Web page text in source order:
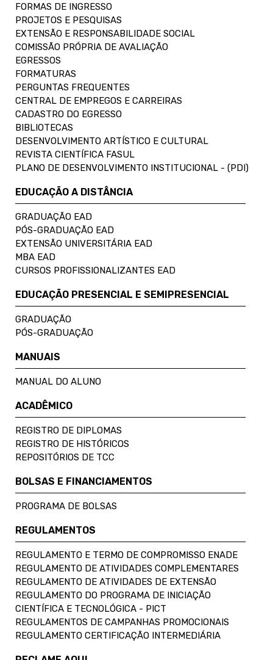
FORMAS DE INGRESSO
PROJETOS E PESQUISAS
EXTENSÃO E RESPONSABILIDADE SOCIAL
COMISSÃO PRÓPRIA DE AVALIAÇÃO
EGRESSOS
FORMATURAS
PERGUNTAS FREQUENTES
CENTRAL DE EMPREGOS E CARREIRAS
CADASTRO DO EGRESSO
BIBLIOTECAS
DESENVOLVIMENTO ARTÍSTICO E CULTURAL
REVISTA CIENTÍFICA FASUL
PLANO DE DESENVOLVIMENTO INSTITUCIONAL - (PDI)
EDUCAÇÃO A DISTÂNCIA
GRADUAÇÃO EAD
PÓS-GRADUAÇÃO EAD
EXTENSÃO UNIVERSITÁRIA EAD
MBA EAD
CURSOS PROFISSIONALIZANTES EAD
EDUCAÇÃO PRESENCIAL E SEMIPRESENCIAL
GRADUAÇÃO
PÓS-GRADUAÇÃO
MANUAIS
MANUAL DO ALUNO
ACADÊMICO
REGISTRO DE DIPLOMAS
REGISTRO DE HISTÓRICOS
REPOSITÓRIOS DE TCC
BOLSAS E FINANCIAMENTOS
PROGRAMA DE BOLSAS
REGULAMENTOS
REGULAMENTO E TERMO DE COMPROMISSO ENADE
REGULAMENTO DE ATIVIDADES COMPLEMENTARES
REGULAMENTO DE ATIVIDADES DE EXTENSÃO
REGULAMENTO DO PROGRAMA DE INICIAÇÃO
CIENTÍFICA E TECNOLÓGICA - PICT
REGULAMENTOS DE CAMPANHAS PROMOCIONAIS
REGULAMENTO CERTIFICAÇÃO INTERMEDIÁRIA